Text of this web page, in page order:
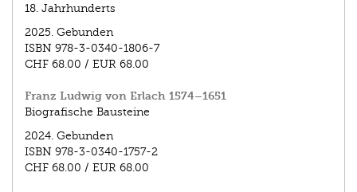
18. Jahrhunderts
2025. Gebunden
ISBN 978-3-0340-1806-7
CHF 68.00 / EUR 68.00
Franz Ludwig von Erlach 1574–1651
Biografische Bausteine
2024. Gebunden
ISBN 978-3-0340-1757-2
CHF 68.00 / EUR 68.00